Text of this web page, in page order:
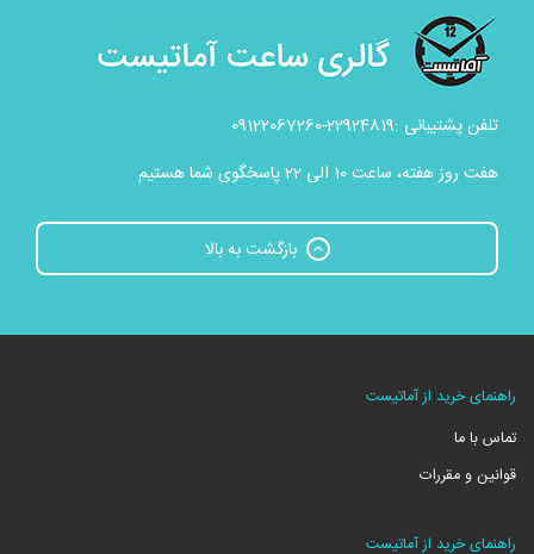
تلفن پشتیبانی :22924819-09122067260
هفت روز هفته، ساعت 10 الی 22 پاسخگوی شما هستیم
بازگشت به بالا
راهنمای خرید از آماتیست
تماس با ما
قوانین و مقررات
راهنمای خرید از آماتیست